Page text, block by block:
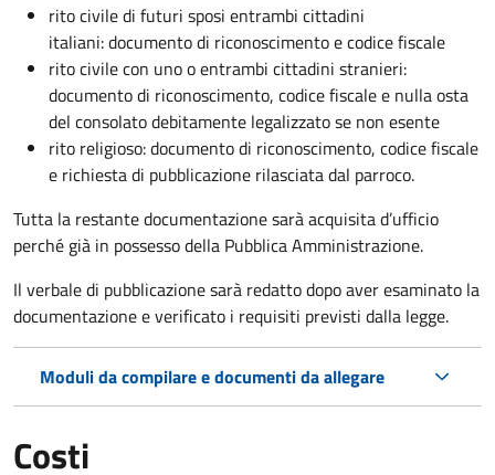
rito civile di futuri sposi entrambi cittadini
italiani: documento di riconoscimento e codice fiscale
rito civile con uno o entrambi cittadini stranieri:
documento di riconoscimento, codice fiscale e nulla osta
del consolato debitamente legalizzato se non esente
rito religioso: documento di riconoscimento, codice fiscale
e richiesta di pubblicazione rilasciata dal parroco.
Tutta la restante documentazione sarà acquisita d’ufficio
perché già in possesso della Pubblica Amministrazione.
Il verbale di pubblicazione sarà redatto dopo aver esaminato la
documentazione e verificato i requisiti previsti dalla legge.
Moduli da compilare e documenti da allegare
Costi